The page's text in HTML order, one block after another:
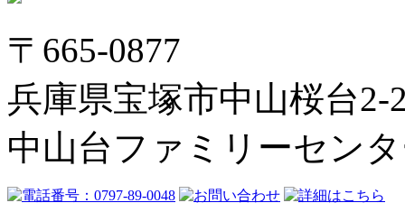
〒665-0877
兵庫県宝塚市中山桜台2-
中山台ファミリーセン